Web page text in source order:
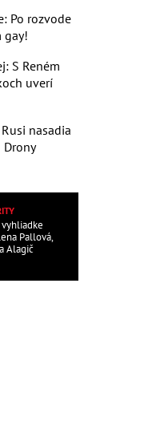
Po rozvode
gay!
S Reném
uverí
nasadia
Pallová,
Alagič